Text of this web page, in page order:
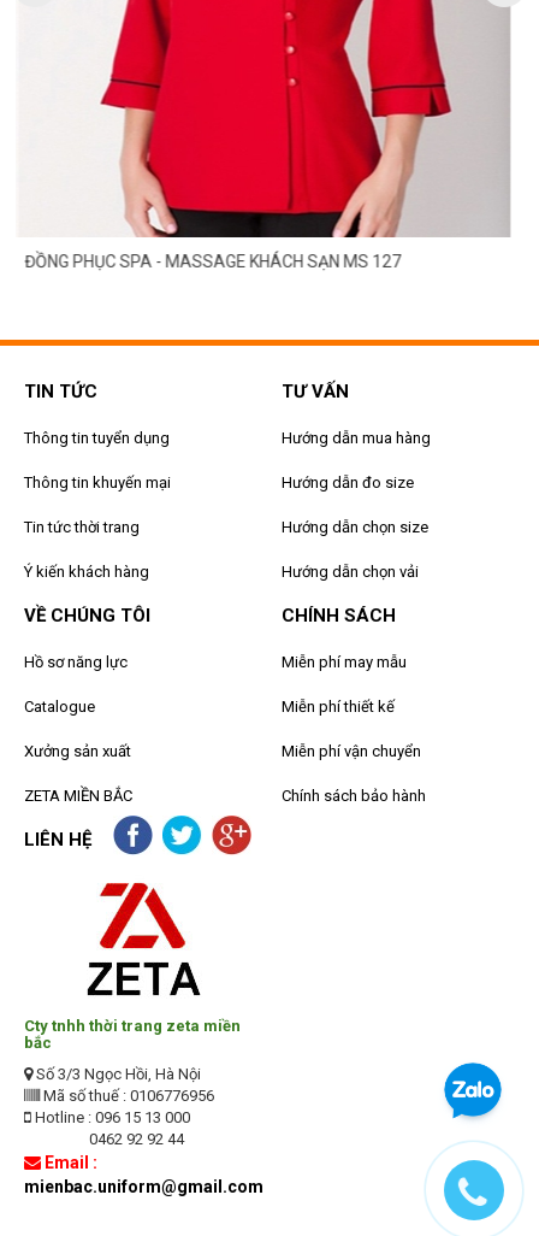
ĐỒNG PHỤC SPA - MASSAGE KHÁCH SẠN MS 127
TIN TỨC
Thông tin tuyển dụng
Thông tin khuyến mại
Tin tức thời trang
Ý kiến khách hàng
TƯ VẤN
Hướng dẫn mua hàng
Hướng dẫn đo size
Hướng dẫn chọn size
Hướng dẫn chọn vải
VỀ CHÚNG TÔI
Hồ sơ năng lực
Catalogue
Xưởng sản xuất
ZETA MIỀN BẮC
CHÍNH SÁCH
Miễn phí may mẫu
Miễn phí thiết kế
Miễn phí vận chuyển
Chính sách bảo hành
LIÊN HỆ
Cty tnhh thời trang zeta miền
bắc
Số 3/3 Ngọc Hồi, Hà Nội
Mã số thuế : 0106776956
Hotline : 096 15 13 000
0462 92 92 44
Email :
mienbac.uniform@gmail.com